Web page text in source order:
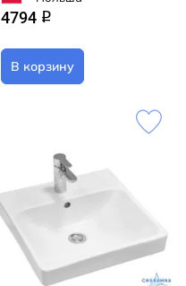
4794 q
В корзину